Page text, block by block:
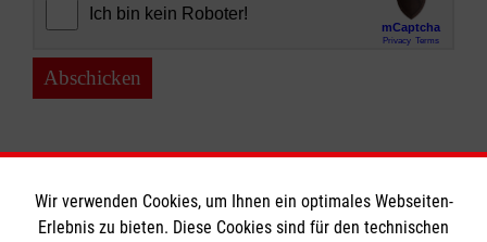
Abschicken
Wir verwenden Cookies, um Ihnen ein optimales Webseiten-
Erlebnis zu bieten. Diese Cookies sind für den technischen